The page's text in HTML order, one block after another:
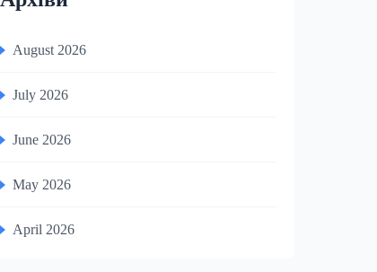
August 2026
July 2026
June 2026
May 2026
April 2026